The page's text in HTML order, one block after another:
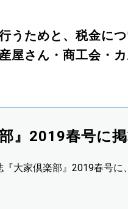
うためと、税金に
屋さん・商工会・
』2019春号に掲
『大家倶楽部』2019春号